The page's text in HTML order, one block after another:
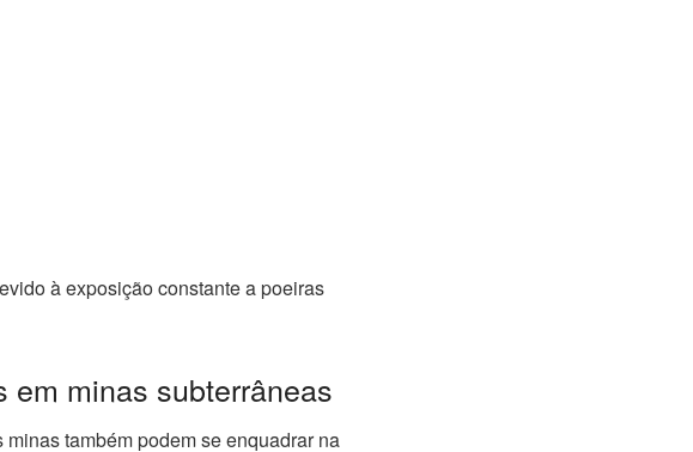
à exposição constante a poeiras
em minas subterrâneas
também podem se enquadrar na